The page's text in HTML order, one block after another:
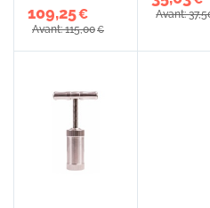
109,25€
Avant: 115,00€
Avant: